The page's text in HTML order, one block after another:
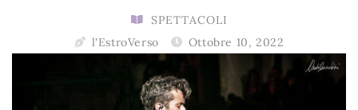
SPETTACOLI
l'EstroVerso
Ottobre 10, 2022